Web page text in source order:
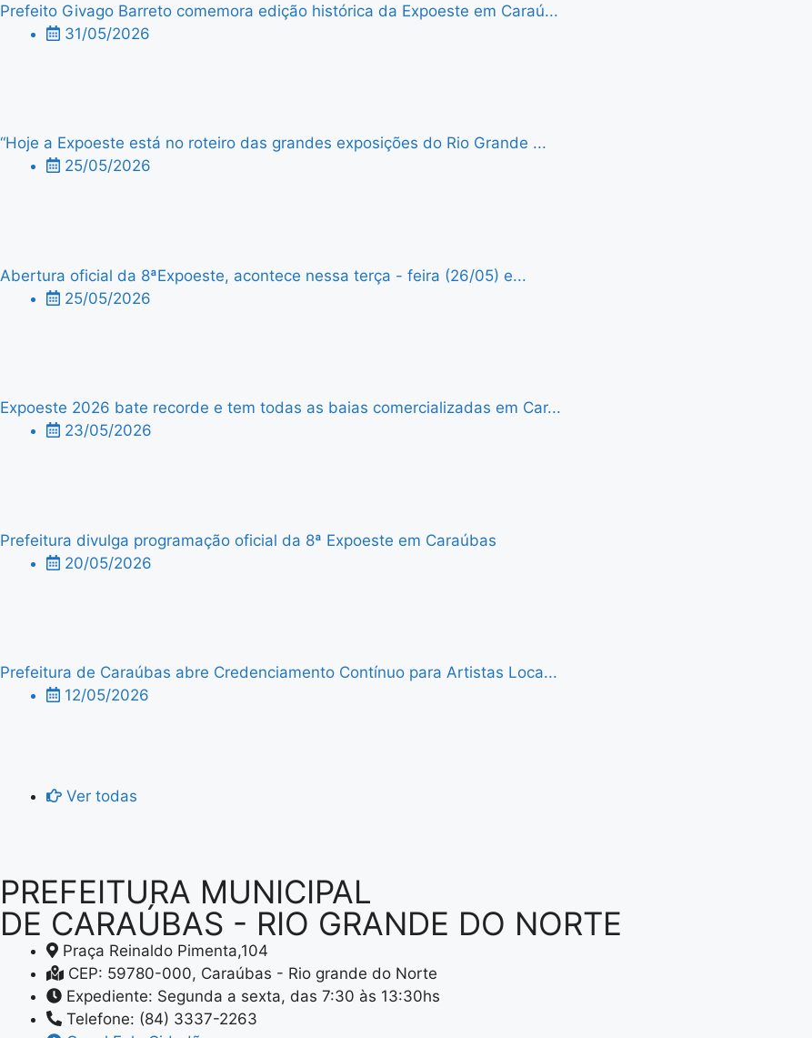
Prefeito Givago Barreto comemora edição histórica da Expoeste em Caraú...
31/05/2026
“Hoje a Expoeste está no roteiro das grandes exposições do Rio Grande ...
25/05/2026
Abertura oficial da 8ªExpoeste, acontece nessa terça - feira (26/05) e...
25/05/2026
Expoeste 2026 bate recorde e tem todas as baias comercializadas em Car...
23/05/2026
Prefeitura divulga programação oficial da 8ª Expoeste em Caraúbas
20/05/2026
Prefeitura de Caraúbas abre Credenciamento Contínuo para Artistas Loca...
12/05/2026
Ver todas
PREFEITURA MUNICIPAL
DE CARAÚBAS - RIO GRANDE DO NORTE
Praça Reinaldo Pimenta,104
CEP: 59780-000, Caraúbas - Rio grande do Norte
Expediente: Segunda a sexta, das 7:30 às 13:30hs
Telefone: (84) 3337-2263